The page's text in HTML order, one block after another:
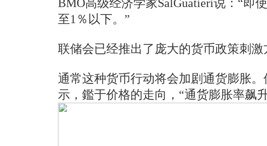
BMO高级经济学家SalGuatieri说：“即
至1％以下。”
联储会已经推出了庞大的货币政策刺
通常这种货币行动将会加剧通货膨胀。
示，鑑于价格的走向，“通货膨胀率飙